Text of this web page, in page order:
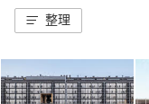
整理